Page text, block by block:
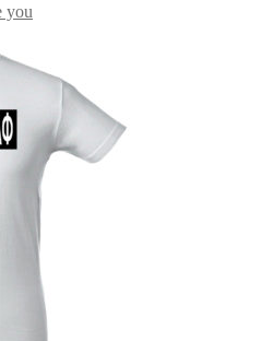
you